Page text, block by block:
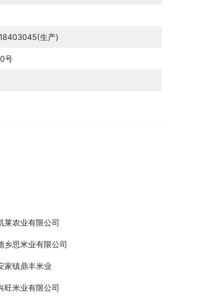
生产)
号
莱农业有限公司
乡思米业有限公司
家镇鼎丰米业
旺米业有限公司